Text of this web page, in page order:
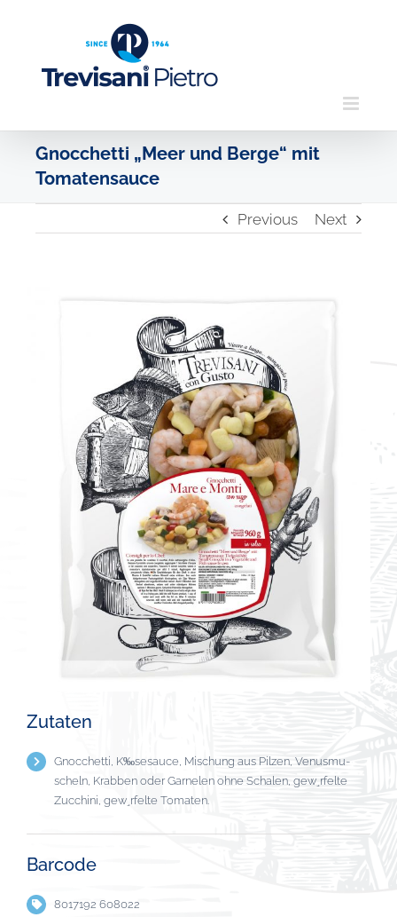
Gnocchetti „Meer und Berge“ mit
Tomatensauce
Previous Next
Zutaten
Gnocchetti, K‰sesauce, Mischung aus Pilzen, Venusmu-
scheln, Krabben oder Garnelen ohne Schalen, gew¸rfelte
Zucchini, gew¸rfelte Tomaten.
Barcode
8017192 608022